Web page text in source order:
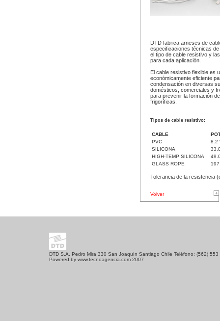
DTD fabrica arneses de
especificaciones técnicas
el tipo de cable resistivo y
para cada aplicación.
El cable resistivo flexible es
económicamente eficiente
condensación en diversas
domésticos, comerciales y
para prevenir la formación
frigoríficas.
Tipos de cable resistivo:
CABLE
PVC
8.2
SILICONA
HIGH-TEMP SILICONA
GLASS ROPE
Tolerancia de la resistencia
Volver
DTD S.A. Pedro Mira 330 San Joaquín Santiago Chile Teléfono: (562) 553
Powered by www.tecnoagencia.com 2007